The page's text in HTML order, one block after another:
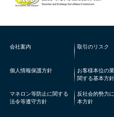
会社案内 取引のリスク
個人情報保護方針
お客様本位の
関する基本方針
マネロン等防止に関する
法令等遵守方針
反社会的勢力
本方針